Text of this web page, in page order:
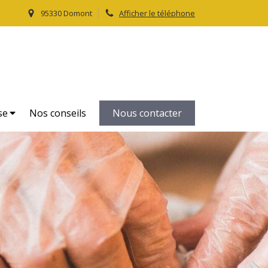
Afficher le téléphone
95330 Domont
Nos conseils Nous contacter